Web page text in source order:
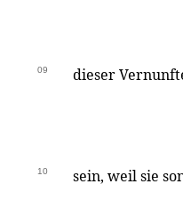
09 dieser
10 sein, weil sie